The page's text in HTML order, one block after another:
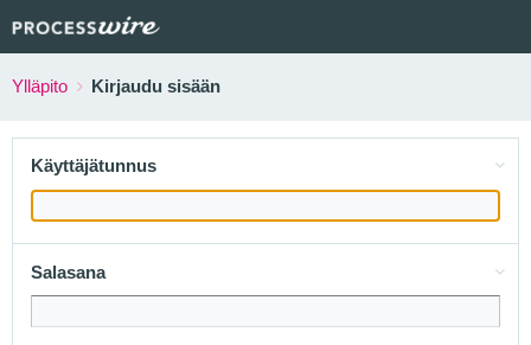
Ylläpito Kirjaudu sisään
Käyttäjätunnus
Salasana